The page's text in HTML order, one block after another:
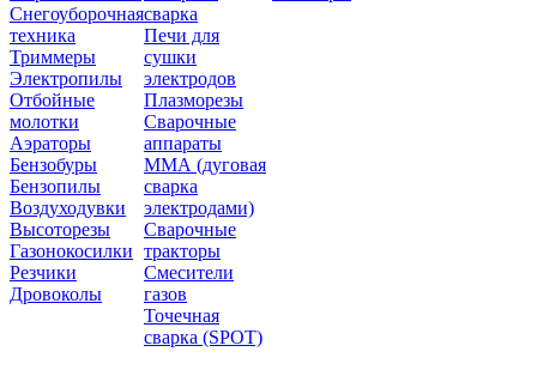
Снегоуборочная
техника
Триммеры
Электропилы
Отбойные
молотки
Аэраторы
Бензобуры
Бензопилы
Воздуходувки
Высоторезы
Газонокосилки
Резчики
Дровоколы
сварка
Печи для
сушки
электродов
Плазморезы
Сварочные
аппараты
ММА (дуговая
сварка
электродами)
Сварочные
тракторы
Смесители
газов
Точечная
сварка (SPOT)